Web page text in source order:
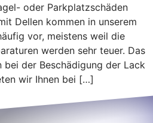
oder Parkplatzschäden
Dellen kommen in unserem
vor, meistens weil die
werden sehr teuer. Das
bei der Beschädigung der Lack
wir Ihnen bei […]